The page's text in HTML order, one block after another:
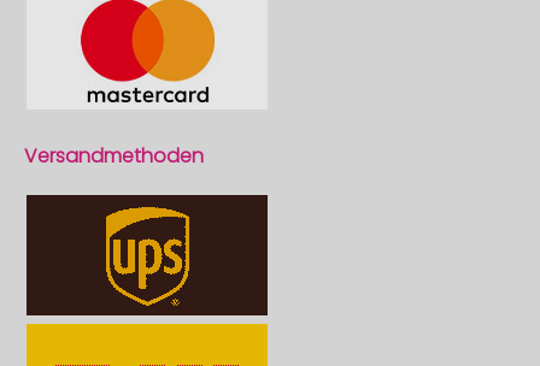
Versandmethoden